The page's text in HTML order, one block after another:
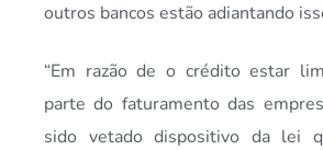
outros bancos estão adiantando
“Em razão de o crédito estar
parte do faturamento das
sido vetado dispositivo da lei